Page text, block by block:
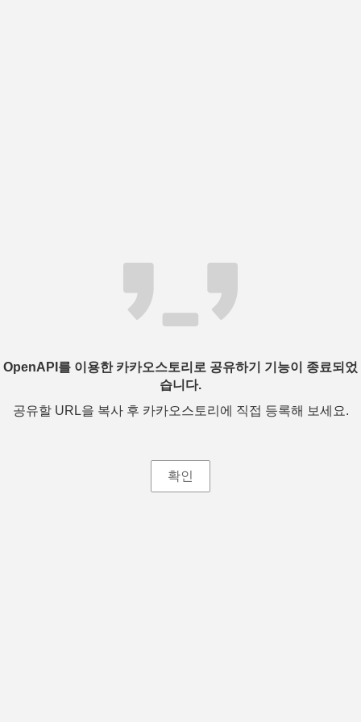
OpenAPI를 이용한 카카오스토리로 공유하기 기능이 종료되었
습니다.
공유할 URL을 복사 후 카카오스토리에 직접 등록해 보세요.
확인